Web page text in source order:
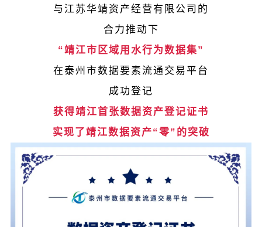
与江苏华靖资产经营有限公司的
合力推动下
“靖江市区域用水行为数据集”
在泰州市数据要素流通交易平台
成功登记
获得靖江首张数据资产登记证书
实现了靖江数据资产“零”的突破